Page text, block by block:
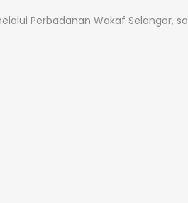
Perbadanan Wakaf Selangor,